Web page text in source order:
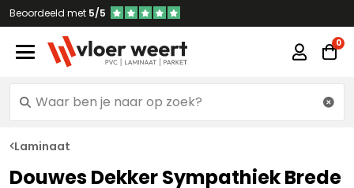
Beoordeeld met 5/5
Laminaat
Douwes Dekker Sympathiek Brede